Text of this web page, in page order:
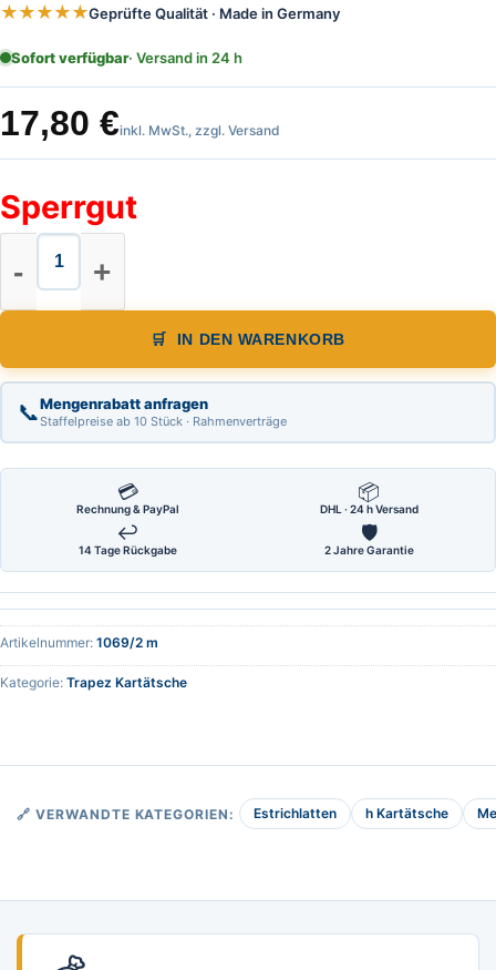
★★★★★Geprüfte Qualität · Made in Germany
Sofort verfügbar· Versand in 24 h
17,80 €inkl. MwSt., zzgl. Versand
Sperrgut
Trapez Kartätsche, Länge 2,00 m,
IN DEN WARENKORB
📞Mengenrabatt anfragen
Staffelpreise ab 10 Stück · Rahmenverträge
💳
Rechnung & PayPal
📦
DHL · 24 h Versand
↩
14 Tage Rückgabe
🛡
2 Jahre Garantie
Artikelnummer: 1069/2 m
Kategorie: Trapez Kartätsche
🔗 VERWANDTE KATEGORIEN: Estrichlatten h Kartätsche